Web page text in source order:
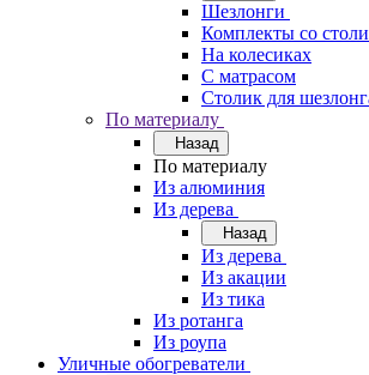
Шезлонги
Комплекты со
На колесиках
С матрасом
Столик для
По материалу
Назад
По материалу
Из алюминия
Из дерева
Назад
Из дерева
Из акации
Из тика
Из ротанга
Из роупа
Уличные обогреватели